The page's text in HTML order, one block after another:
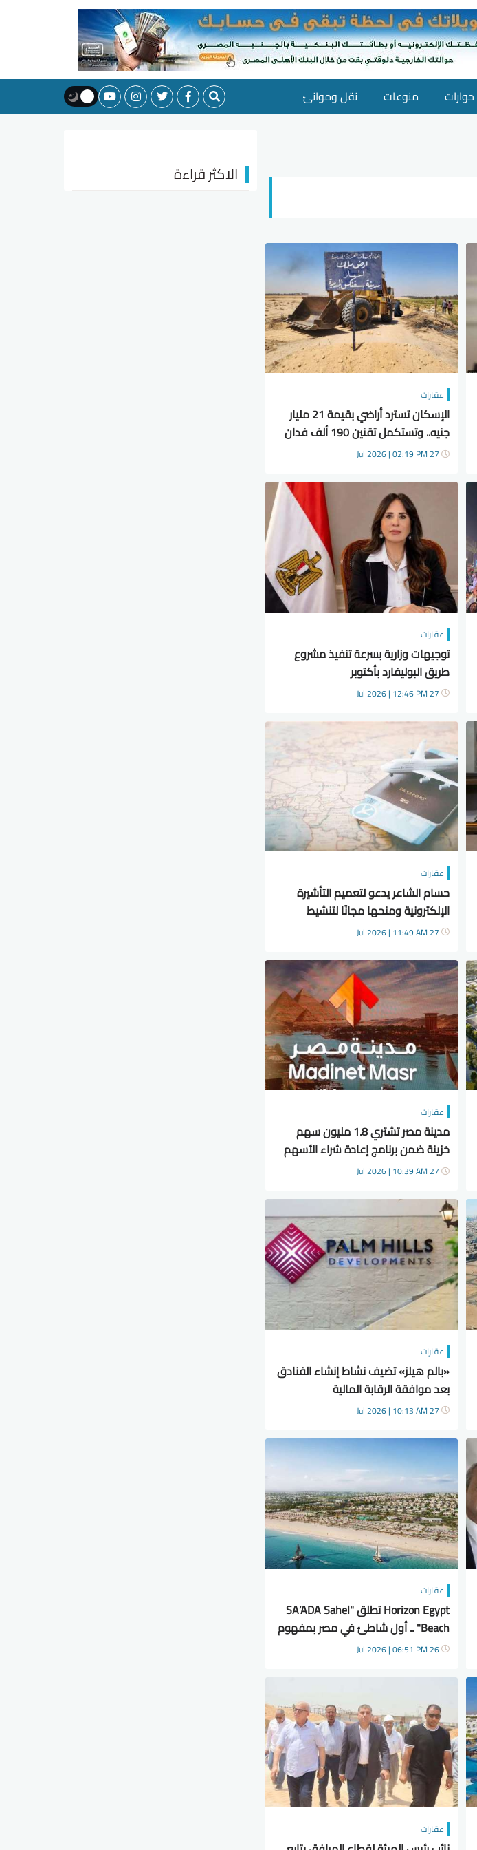
حوارات منوعات نقل وموانئ
عقارات
الإسكان تسترد أراضي بقيمة 21 مليار
جنيه.. وتستكمل تقنين 190 ألف فدان
27 Jul 2026 | 02:19 PM
عقارات
توجيهات وزارية بسرعة تنفيذ مشروع
طريق البوليفارد بأكتوبر
27 Jul 2026 | 12:46 PM
عقارات
حسام الشاعر يدعو لتعميم التأشيرة
الإلكترونية ومنحها مجانًا لتنشيط
السياحة الوافدة
27 Jul 2026 | 11:49 AM
عقارات
مدينة مصر تشتري 1.8 مليون سهم
خزينة ضمن برنامج إعادة شراء الأسهم
27 Jul 2026 | 10:39 AM
عقارات
«بالم هيلز» تضيف نشاط إنشاء الفنادق
بعد موافقة الرقابة المالية
27 Jul 2026 | 10:13 AM
عقارات
Horizon Egypt تطلق "SA’ADA Sahel
Beach" .. أول شاطئ في مصر بمفهوم
المنتجع العالمي الفاخر
26 Jul 2026 | 06:51 PM
عقارات
الاكثر قراءة